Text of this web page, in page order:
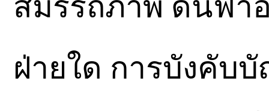
ฝ่ายใด การบังคับ